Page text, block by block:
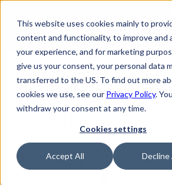
This website uses cookies mainly to
content and functionality, to improve and
your experience, and for marketing
give us your consent, your personal data
transferred to the US. To find out more
cookies we use, see our Privacy Policy.
withdraw your consent at any time.
Cookies settings
Accept All Decline
Zurück zur Partner Übersicht
4Source